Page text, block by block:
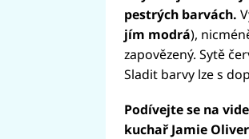
pestrých barvách.
jím modrá),
zapovězený. Sytě
Sladit barvy lze s
Podívejte se na
kuchař Jamie